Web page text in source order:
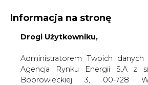
KONTAKT:
WYDAWCA PORTALU:
WYSOKI KONTRAST
Informacja na stronę
Drogi Użytkowniku,
Administratorem Twoich
Agencja Rynku Energii S.A z
Bobrowieckiej 3, 00-728